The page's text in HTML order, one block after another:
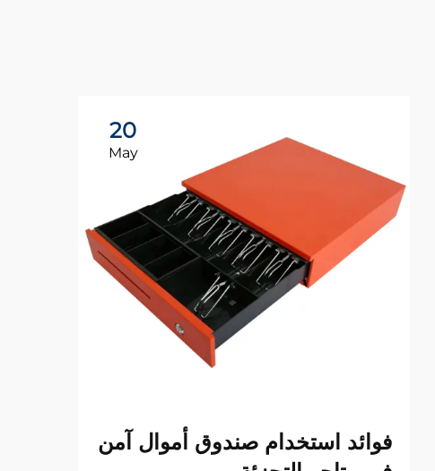
20
May
فوائد استخدام صندوق أموال آمن